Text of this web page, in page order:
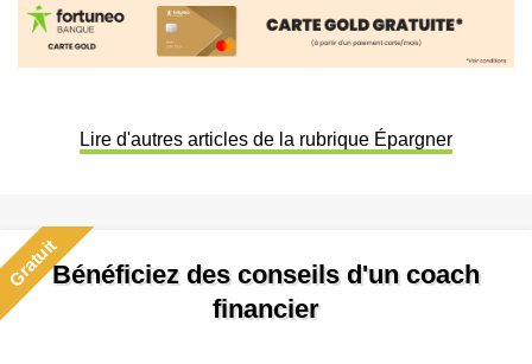
Lire d'autres articles de la rubrique Épargner
GratuitBénéficiez des conseils d'un coach
financier